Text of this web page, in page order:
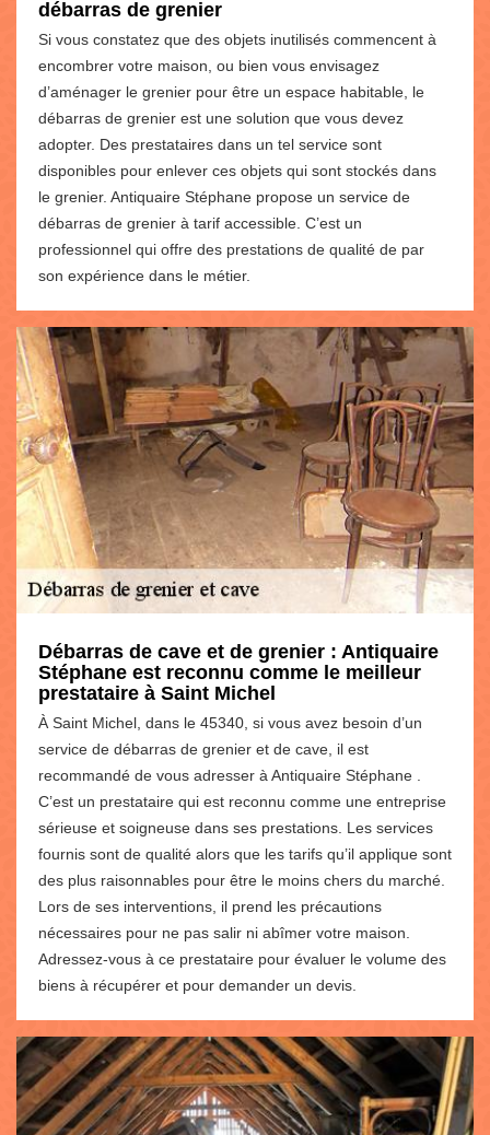
débarras de grenier
Si vous constatez que des objets inutilisés commencent à
encombrer votre maison, ou bien vous envisagez
d’aménager le grenier pour être un espace habitable, le
débarras de grenier est une solution que vous devez
adopter. Des prestataires dans un tel service sont
disponibles pour enlever ces objets qui sont stockés dans
le grenier. Antiquaire Stéphane propose un service de
débarras de grenier à tarif accessible. C’est un
professionnel qui offre des prestations de qualité de par
son expérience dans le métier.
Débarras de cave et de grenier : Antiquaire
Stéphane est reconnu comme le meilleur
prestataire à Saint Michel
À Saint Michel, dans le 45340, si vous avez besoin d’un
service de débarras de grenier et de cave, il est
recommandé de vous adresser à Antiquaire Stéphane .
C’est un prestataire qui est reconnu comme une entreprise
sérieuse et soigneuse dans ses prestations. Les services
fournis sont de qualité alors que les tarifs qu’il applique sont
des plus raisonnables pour être le moins chers du marché.
Lors de ses interventions, il prend les précautions
nécessaires pour ne pas salir ni abîmer votre maison.
Adressez-vous à ce prestataire pour évaluer le volume des
biens à récupérer et pour demander un devis.